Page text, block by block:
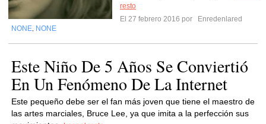
resto
El 27 febrero 2016 por
Enredenlared
NONE NONE
Este Niño De 5 Años Se Conviertió
En Un Fenómeno De La Internet
Este pequeño debe ser el fan más joven que tiene el maestro de
las artes marciales, Bruce Lee, ya que imita a la perfección sus